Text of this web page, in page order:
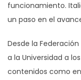
funcionamiento.
un paso en el
Desde la
a la Universidad a
contenidos como